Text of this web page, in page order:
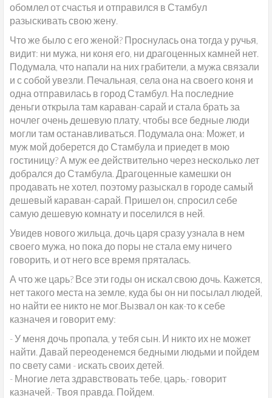
обомлел от счастья и отправился в Стамбул
разыскивать свою жену.
Что же было с его женой? Проснулась она тогда у ручья,
видит: ни мужа, ни коня его, ни драгоценных камней нет.
Подумала, что напали на них грабители, а мужа связали
и с собой увезли. Печальная, села она на своего коня и
одна отправилась в город Стамбул. На последние
деньги открыла там караван-сарай и стала брать за
ночлег очень дешевую плату, чтобы все бедные люди
могли там останавливаться. Подумала она: Может, и
муж мой доберется до Стамбула и приедет в мою
гостиницу? А муж ее действительно через несколько лет
добрался до Стамбула. Драгоценные камешки он
продавать не хотел, поэтому разыскал в городе самый
дешевый караван-сарай. Пришел он, спросил себе
самую дешевую комнату и поселился в ней.
Увидев нового жильца, дочь царя сразу узнала в нем
своего мужа, но пока до поры не стала ему ничего
говорить, и от него все время пряталась.
А что же царь? Все эти годы он искал свою дочь. Кажется,
нет такого места на земле, куда бы он ни посылал людей,
но найти ее никто не мог.Вызвал он как-то к себе
казначея и говорит ему:
- У меня дочь пропала, у тебя сын. И никто их не может
найти. Давай переоденемся бедными людьми и пойдем
по свету сами - искать своих детей.
- Многие лета здравствовать тебе, царь,- говорит
казначей.- Твоя правда. Пойдем.